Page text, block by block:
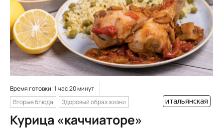
Время готовки: 1 час 20 минут
Вторые блюда
Здоровый образ жизни итальянская
Курица «каччиаторе»